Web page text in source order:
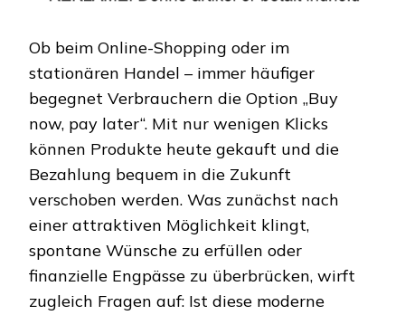
Ob beim Online-Shopping oder im
stationären Handel – immer häufiger
begegnet Verbrauchern die Option „Buy
now, pay later“. Mit nur wenigen Klicks
können Produkte heute gekauft und die
Bezahlung bequem in die Zukunft
verschoben werden. Was zunächst nach
einer attraktiven Möglichkeit klingt,
spontane Wünsche zu erfüllen oder
finanzielle Engpässe zu überbrücken, wirft
zugleich Fragen auf: Ist diese moderne